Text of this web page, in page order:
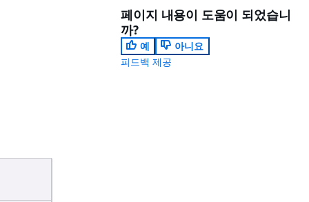
페이지 내용이 도움이 되었습니
까?
예
아니요
피드백 제공